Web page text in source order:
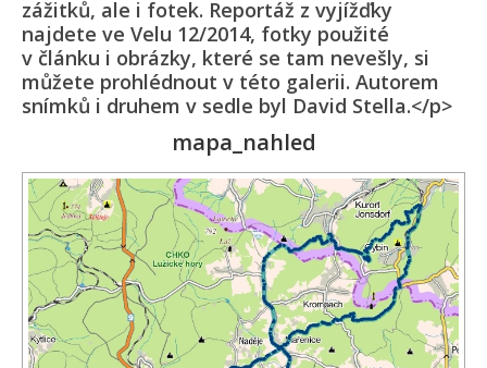
zážitků, ale i fotek. Reportáž z vyjížďky
najdete ve Velu 12/2014, fotky použité
v článku i obrázky, které se tam nevešly, si
můžete prohlédnout v této galerii. Autorem
snímků i druhem v sedle byl David Stella.</p>
mapa_nahled